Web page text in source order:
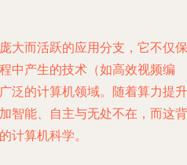
大而活跃的应用分支，它不仅保
中产生的技术（如高效视频编
泛的计算机领域。随着算力提升
智能、自主与无处不在，而这背
计算机科学。